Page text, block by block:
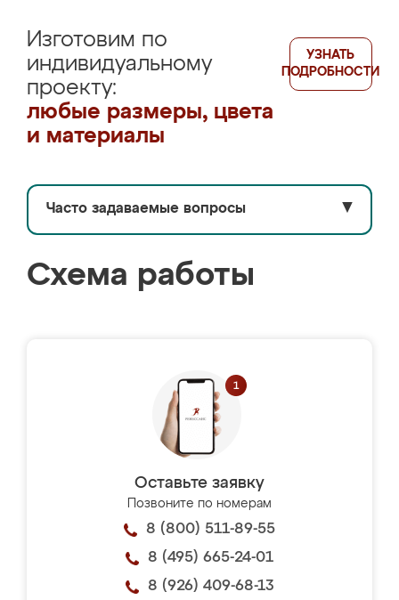
Изготовим по
индивидуальному
проекту:
любые размеры, цвета
и материалы
УЗНАТЬ
ПОДРОБНОСТИ
Часто задаваемые вопросы ▼
Схема работы
Оставьте заявку
Позвоните по номерам
8 (800) 511-89-55
8 (495) 665-24-01
8 (926) 409-68-13